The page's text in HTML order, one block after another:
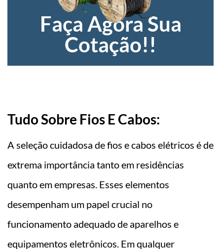
Faça Agora Sua
Cotação!!
Tudo Sobre Fios E Cabos:
A seleção cuidadosa de fios e cabos elétricos é de
extrema importância tanto em residências
quanto em empresas. Esses elementos
desempenham um papel crucial no
funcionamento adequado de aparelhos e
equipamentos eletrônicos. Em qualquer